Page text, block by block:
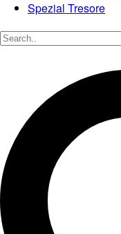
Spezial Tresore